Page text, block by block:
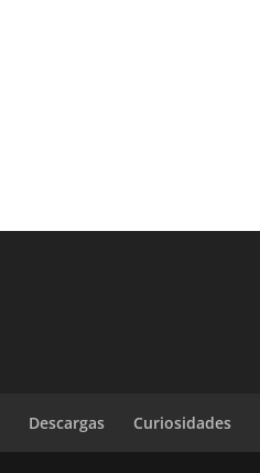
Descargas Curiosidades